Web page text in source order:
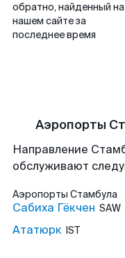
обратно, найденный на
нашем сайте за
последнее время
Аэропорты
Направление
обслуживают
Аэропорты Стамбула
Сабиха Гёкчен SAW
Ататюрк IST